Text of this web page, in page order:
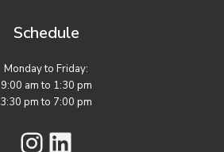
Schedule
Monday to Friday:
9:00 am to 1:30 pm
3:30 pm to 7:00 pm
Instagram
LinkedIn